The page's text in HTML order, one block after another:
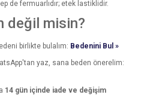
de fermuarlıdır; etek lastiklidir.
değil misin?
birlikte bulalım: Bedenini Bul »
yaz, sana beden önerelim:
14 gün içinde iade ve değişim